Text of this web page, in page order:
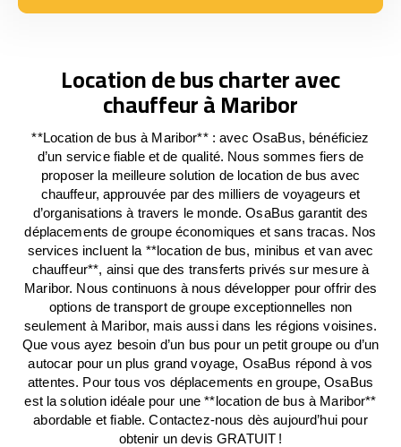
Location de bus charter avec
chauffeur à Maribor
**Location de bus à Maribor** : avec OsaBus, bénéficiez
d’un service fiable et de qualité. Nous sommes fiers de
proposer la meilleure solution de location de bus avec
chauffeur, approuvée par des milliers de voyageurs et
d’organisations à travers le monde. OsaBus garantit des
déplacements de groupe économiques et sans tracas. Nos
services incluent la **location de bus, minibus et van avec
chauffeur**, ainsi que des transferts privés sur mesure à
Maribor. Nous continuons à nous développer pour offrir des
options de transport de groupe exceptionnelles non
seulement à Maribor, mais aussi dans les régions voisines.
Que vous ayez besoin d’un bus pour un petit groupe ou d’un
autocar pour un plus grand voyage, OsaBus répond à vos
attentes. Pour tous vos déplacements en groupe, OsaBus
est la solution idéale pour une **location de bus à Maribor**
abordable et fiable. Contactez-nous dès aujourd’hui pour
obtenir un devis GRATUIT !